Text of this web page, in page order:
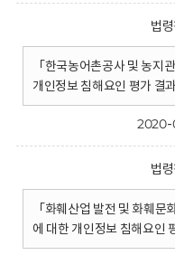
법
「한국농어촌공사 및 농지
개인정보 침해요인 평가 결과
2020-
법
「화훼산업 발전 및 화훼
에 대한 개인정보 침해요인